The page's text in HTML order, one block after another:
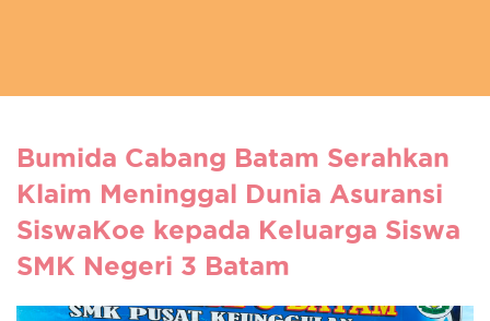
Bumida Cabang Batam Serahkan
Klaim Meninggal Dunia Asuransi
SiswaKoe kepada Keluarga Siswa
SMK Negeri 3 Batam